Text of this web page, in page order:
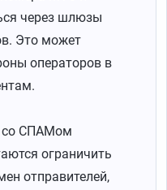
через шлюзы
Это может
операторов в
со СПАМом
ограничить
отправителей,